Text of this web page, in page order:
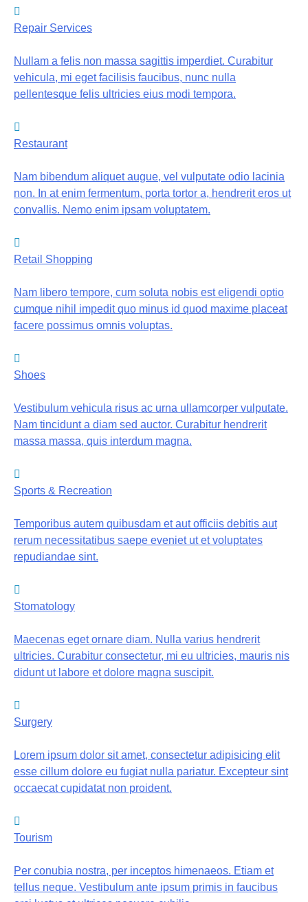
Repair Services
Nullam a felis non massa sagittis imperdiet. Curabitur
vehicula, mi eget facilisis faucibus, nunc nulla
pellentesque felis ultricies eius modi tempora.
Restaurant
Nam bibendum aliquet augue, vel vulputate odio lacinia
non. In at enim fermentum, porta tortor a, hendrerit eros ut
convallis. Nemo enim ipsam voluptatem.
Retail Shopping
Nam libero tempore, cum soluta nobis est eligendi optio
cumque nihil impedit quo minus id quod maxime placeat
facere possimus omnis voluptas.
Shoes
Vestibulum vehicula risus ac urna ullamcorper vulputate.
Nam tincidunt a diam sed auctor. Curabitur hendrerit
massa massa, quis interdum magna.
Sports & Recreation
Temporibus autem quibusdam et aut officiis debitis aut
rerum necessitatibus saepe eveniet ut et voluptates
repudiandae sint.
Stomatology
Maecenas eget ornare diam. Nulla varius hendrerit
ultricies. Curabitur consectetur, mi eu ultricies, mauris nis
didunt ut labore et dolore magna suscipit.
Surgery
Lorem ipsum dolor sit amet, consectetur adipisicing elit
esse cillum dolore eu fugiat nulla pariatur. Excepteur sint
occaecat cupidatat non proident.
Tourism
Per conubia nostra, per inceptos himenaeos. Etiam et
tellus neque. Vestibulum ante ipsum primis in faucibus